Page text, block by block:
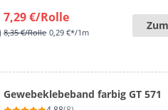
7,29 €/Rolle
8,35 €/Rolle 0,29 €*/1m
Gewebeklebeband farbig GT 571